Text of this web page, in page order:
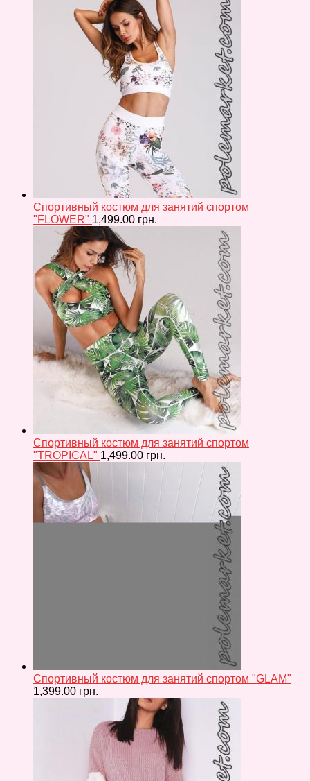
Спортивный костюм для занятий спортом
"FLOWER" 1,499.00 грн.
Спортивный костюм для занятий спортом
"TROPICAL" 1,499.00 грн.
Спортивный костюм для занятий спортом "GLAM"
1,399.00 грн.